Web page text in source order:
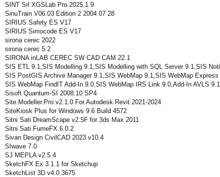
SINT Srl XGSLab Pro 2025.1.9
SinuTrain V06.03 Edition 2 2004 07 28
SIRIUS Safety ES V17
SIRIUS Simocode ES V17
sirona cerec 2022
sirona cerec 5.2
SIRONA inLAB CEREC SW CAD CAM 22.1
SIS ETL 9.1,SIS Modelling 9.1,SIS Modelling with SQL Server 9.1,SIS
SIS PostGIS Archive Manager 9.1,SIS WebMap 9.1,SIS WebMap Express
SIS WebMap FindIT Add-In 9.0,SIS WebMap IRS Link 9.0,Add-In AVLS
Sisoft Quantum-SI 2008.10 SP4
Site.Modeller.Pro.v2.1.0.For.Autodesk.Revit.2021-2024
SiteKiosk Plus for Windows 9.6 Build 4572
Sitni Sati DreamScape v2.5F for 3ds Max 2011
Sitni Sati FumeFX.6.0.2
Sivan Design CivilCAD 2023 v10.4
SIwave 7.0
SJ MEPLA v2.5.4
SketchFX Ex 3.1.1 for Sketchup
SketchList 3D v4.0.3675